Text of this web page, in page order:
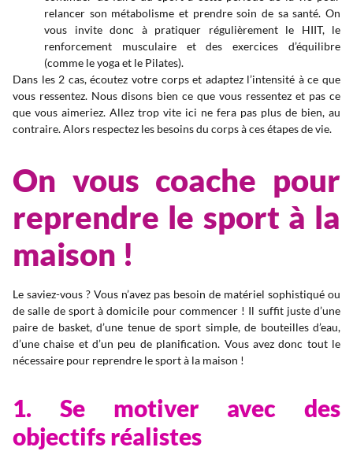
relancer son métabolisme et prendre soin de sa santé. On
vous invite donc à pratiquer régulièrement le HIIT, le
renforcement musculaire et des exercices d’équilibre
(comme le yoga et le Pilates).
Dans les 2 cas, écoutez votre corps et adaptez l’intensité à ce que
vous ressentez. Nous disons bien ce que vous ressentez et pas ce
que vous aimeriez. Allez trop vite ici ne fera pas plus de bien, au
contraire. Alors respectez les besoins du corps à ces étapes de vie.
On vous coache pour
reprendre le sport à la
maison !
Le saviez-vous ? Vous n’avez pas besoin de matériel sophistiqué ou
de salle de sport à domicile pour commencer ! Il suffit juste d’une
paire de basket, d’une tenue de sport simple, de bouteilles d’eau,
d’une chaise et d’un peu de planification. Vous avez donc tout le
nécessaire pour reprendre le sport à la maison !
1. Se motiver avec des
objectifs réalistes